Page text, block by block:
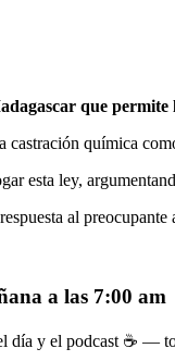
que
castración química
esta ley,
al
a las 7:00 am
día y el podcast ☕ —